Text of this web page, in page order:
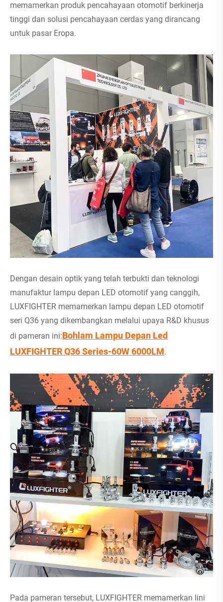
memamerkan produk pencahayaan otomotif berkinerja
tinggi dan solusi pencahayaan cerdas yang dirancang
untuk pasar Eropa.
Dengan desain optik yang telah terbukti dan teknologi
manufaktur lampu depan LED otomotif yang canggih,
LUXFIGHTER memamerkan lampu depan LED otomotif
seri Q36 yang dikembangkan melalui upaya R&D khusus
di pameran ini:Bohlam Lampu Depan Led
LUXFIGHTER Q36 Series-60W 6000LM.
Pada pameran tersebut, LUXFIGHTER memamerkan lini